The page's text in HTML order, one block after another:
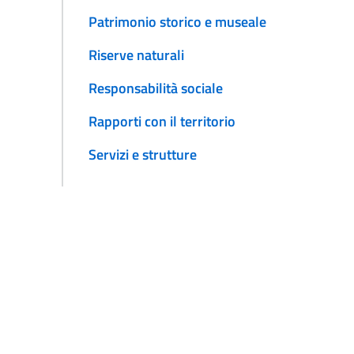
Patrimonio storico e museale
Riserve naturali
Responsabilità sociale
Rapporti con il territorio
Servizi e strutture